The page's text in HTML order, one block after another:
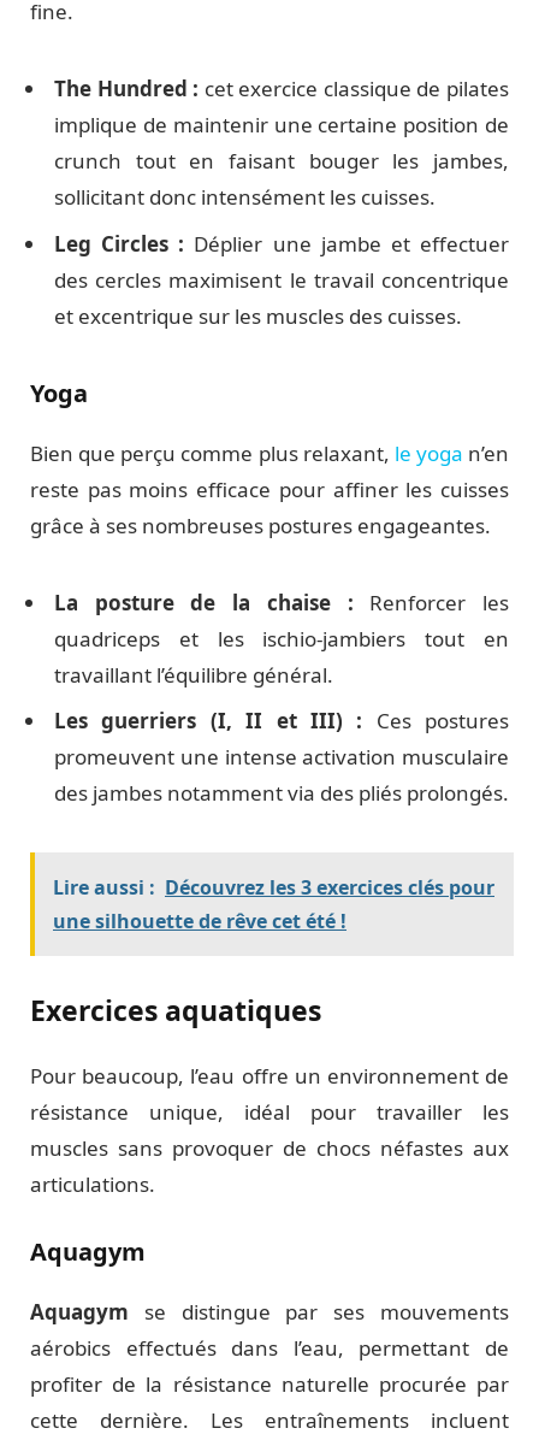
fine.
The Hundred : cet exercice classique de pilates
implique de maintenir une certaine position de
crunch tout en faisant bouger les jambes,
sollicitant donc intensément les cuisses.
Leg Circles : Déplier une jambe et effectuer
des cercles maximisent le travail concentrique
et excentrique sur les muscles des cuisses.
Yoga
Bien que perçu comme plus relaxant, le yoga n’en
reste pas moins efficace pour affiner les cuisses
grâce à ses nombreuses postures engageantes.
La posture de la chaise : Renforcer les
quadriceps et les ischio-jambiers tout en
travaillant l’équilibre général.
Les guerriers (I, II et III) : Ces postures
promeuvent une intense activation musculaire
des jambes notamment via des pliés prolongés.
Lire aussi : Découvrez les 3 exercices clés pour
une silhouette de rêve cet été !
Exercices aquatiques
Pour beaucoup, l’eau offre un environnement de
résistance unique, idéal pour travailler les
muscles sans provoquer de chocs néfastes aux
articulations.
Aquagym
Aquagym se distingue par ses mouvements
aérobics effectués dans l’eau, permettant de
profiter de la résistance naturelle procurée par
cette dernière. Les entraînements incluent